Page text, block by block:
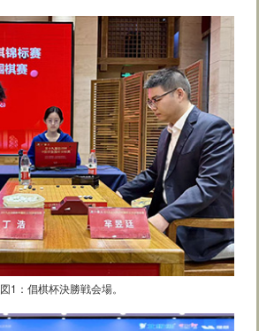
図1：倡棋杯決勝戦会場。